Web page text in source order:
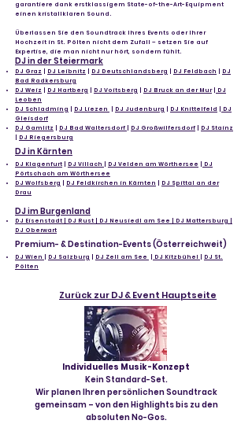
garantiere dank erstklassigem State-of-the-Art-Equipment
einen kristallklaren Sound.
Überlassen Sie den Soundtrack Ihres Events oder Ihrer
Hochzeit in St. Pölten nicht dem Zufall – setzen Sie auf
Expertise, die man nicht nur hört, sondern fühlt.
DJ in der Steiermark
DJ Graz DJ Leibnitz DJ Deutschlandsberg DJ Feldbach
DJ
Bad Radkersburg
DJ Weiz
DJ Hartberg DJ Voitsberg DJ Bruck an der Mur|
DJ
Leoben
DJ Schladming
DJ Liezen DJ Judenburg DJ Knittelfeld
DJ
Gleisdorf
DJ Gamlitz
DJ Bad Waltersdorf DJ Großwilfersdorf
DJ Stainz
DJ Riegersburg
DJ in Kärnten
DJ Klagenfurt DJ Villach DJ Velden am Wörthersee
DJ
Pörtschach am Wörthersee
DJ Wolfsberg
DJ Feldkirchen in Kärnten
DJ Spittal an der
Drau
DJ im Burgenland
DJ Eisenstadt | DJ Rust | DJ Neusiedl am See | DJ Mattersburg |
DJ Oberwart
Premium- & Destination-Events (Österreichweit)
DJ Wien DJ Salzburg DJ Zell am See DJ Kitzbühel
DJ St.
Pölten
Zurück zur DJ & Event Hauptseite
Individuelles Musik-Konzept
Kein Standard-Set.
Wir planen Ihren persönlichen Soundtrack
gemeinsam – von den Highlights bis zu den
absoluten No-Gos.